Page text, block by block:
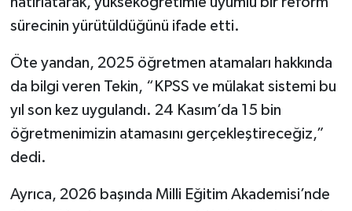
sürecinin yürütüldüğünü ifade etti.
Öte yandan, 2025 öğretmen atamaları hakkında
da bilgi veren Tekin, “KPSS ve mülakat sistemi bu
yıl son kez uygulandı. 24 Kasım’da 15 bin
öğretmenimizin atamasını gerçekleştireceğiz,”
dedi.
Ayrıca, 2026 başında Milli Eğitim Akademisi’nde